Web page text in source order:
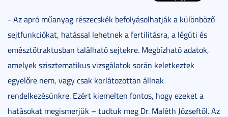
- Az apró műanyag részecskék befolyásolhatják a különböző
sejtfunkciókat, hatással lehetnek a fertilitásra, a légúti és
emésztőtraktusban található sejtekre. Megbízható adatok,
amelyek szisztematikus vizsgálatok során keletkeztek
egyelőre nem, vagy csak korlátozottan állnak
rendelkezésünkre. Ezért kiemelten fontos, hogy ezeket a
hatásokat megismerjük – tudtuk meg Dr. Maléth Józseftől. Az